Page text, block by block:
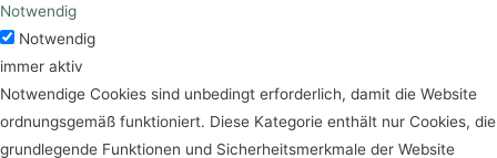
Notwendig
Notwendig
immer aktiv
Notwendige Cookies sind unbedingt erforderlich, damit die Website
ordnungsgemäß funktioniert. Diese Kategorie enthält nur Cookies, die
grundlegende Funktionen und Sicherheitsmerkmale der Website